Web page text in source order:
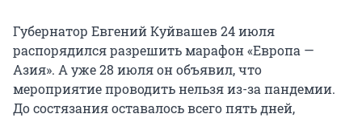
Губернатор Евгений Куйвашев 24 июля
распорядился разрешить марафон «Европа —
Азия». А уже 28 июля он объявил, что
мероприятие проводить нельзя из-за пандемии.
До состязания оставалось всего пять дней,